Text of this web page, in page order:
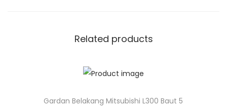
Related products
Gardan Belakang Mitsubishi L300 Baut 5